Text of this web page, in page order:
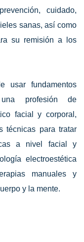
cuidado,
sanas, así como
su remisión a los
usar fundamentos
una profesión de
facial y corporal,
técnicas para tratar
a nivel facial y
electroestética
manuales y
y la mente.